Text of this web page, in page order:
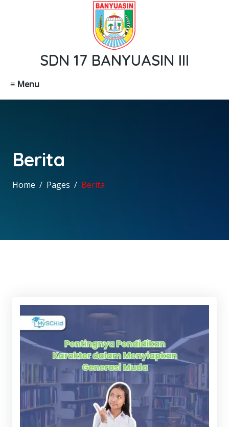
SDN 17 BANYUASIN III
≡ Menu
Berita
Home Pages Berita